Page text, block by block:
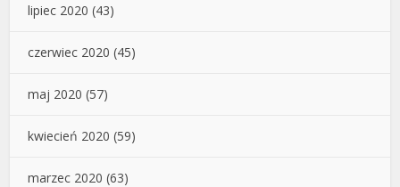
lipiec 2020 (43)
czerwiec 2020 (45)
maj 2020 (57)
kwiecień 2020 (59)
marzec 2020 (63)